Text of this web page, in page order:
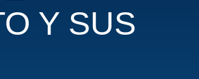
Y SUS